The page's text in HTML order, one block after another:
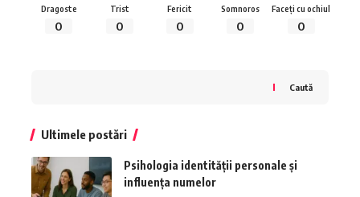
Dragoste
0
Trist
0
Fericit
0
Somnoros
0
Faceți cu ochiul
0
Caută
Ultimele postări
Psihologia identității personale și
influența numelor